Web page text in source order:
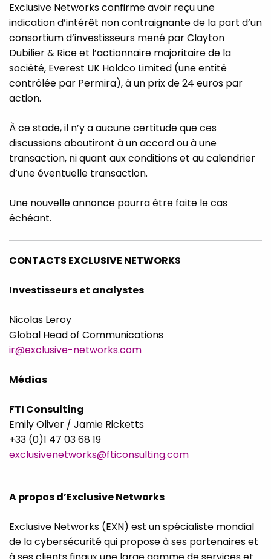
Exclusive Networks confirme avoir reçu une
indication d’intérêt non contraignante de la part d’un
consortium d’investisseurs mené par Clayton
Dubilier & Rice et l’actionnaire majoritaire de la
société, Everest UK Holdco Limited (une entité
contrôlée par Permira), à un prix de 24 euros par
action.
À ce stade, il n’y a aucune certitude que ces
discussions aboutiront à un accord ou à une
transaction, ni quant aux conditions et au calendrier
d’une éventuelle transaction.
Une nouvelle annonce pourra être faite le cas
échéant.
CONTACTS EXCLUSIVE NETWORKS
Investisseurs et analystes
Nicolas Leroy
Global Head of Communications
ir@exclusive-networks.com
Médias
FTI Consulting
Emily Oliver / Jamie Ricketts
+33 (0)1 47 03 68 19
exclusivenetworks@fticonsulting.com
A propos d’Exclusive Networks
Exclusive Networks (EXN) est un spécialiste mondial
de la cybersécurité qui propose à ses partenaires et